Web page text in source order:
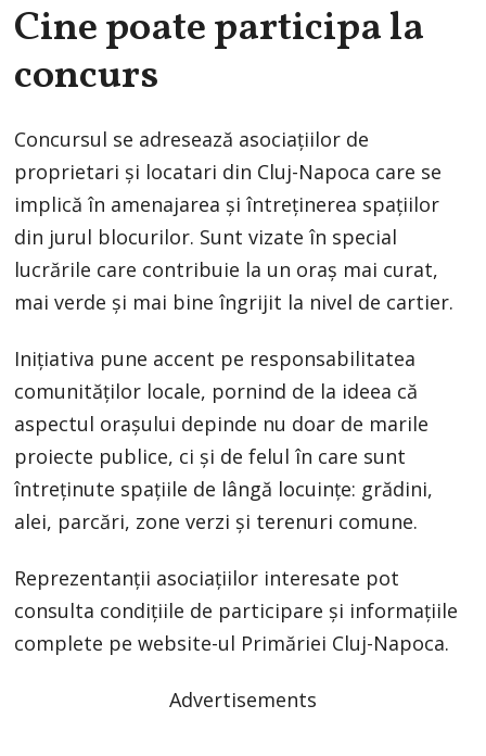
Cine poate participa la
concurs
Concursul se adresează asociațiilor de
proprietari și locatari din Cluj-Napoca care se
implică în amenajarea și întreținerea spațiilor
din jurul blocurilor. Sunt vizate în special
lucrările care contribuie la un oraș mai curat,
mai verde și mai bine îngrijit la nivel de cartier.
Inițiativa pune accent pe responsabilitatea
comunităților locale, pornind de la ideea că
aspectul orașului depinde nu doar de marile
proiecte publice, ci și de felul în care sunt
întreținute spațiile de lângă locuințe: grădini,
alei, parcări, zone verzi și terenuri comune.
Reprezentanții asociațiilor interesate pot
consulta condițiile de participare și informațiile
complete pe website-ul Primăriei Cluj-Napoca.
Advertisements